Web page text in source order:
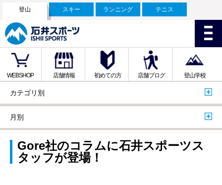
登山 スキー ランニング テニス
WEBSHOP 店舗情報 初めての方 店舗ブログ 登山学校
カテゴリ別
月別
Gore社のコラムに石井スポーツス
タッフが登場！